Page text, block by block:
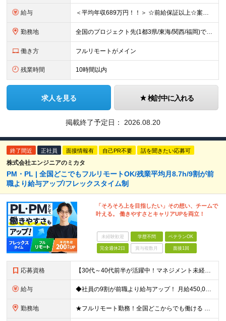
給与 ＜平均年収689万円！！＞ ☆前給保証以上☆案件待機期間も給与保証あり☆ 月給40万円～150万円（固定残業代含む） ※経験や能力を考慮し決定します ※試用期間6ヶ月あり。条件や待遇に差異はありません
勤務地 全国のプロジェクト先(1都3県/東海/関西/福岡)での勤務となります。 ★全国から参画可能な案件あり！ ★リモートワーク・リモート併用・常駐案件すべてあり！ ★転居を伴う転勤はナシ ┗1人1人の働き
働き方 フルリモートがメイン
残業時間 10時間以内
求人を見る 検討中に入れる
掲載終了予定日： 2026.08.20
終了間近 正社員 面接情報有 自己PR不要 話を聞きたい応募可
株式会社エンジニアのミカタ
PM・PL | 全国どこでもフルリモートOK/残業平均月8.7h/9割が前
職より給与アップ/フレックスタイム制
「そろそろ上を目指したい」その想い、チームで
叶える。 働きやすさとキャリアUPを両立！
未経験歓迎 学歴不問 ベテランOK
完全週休2日 賞与複数月 面接1回
応募資格 【30代～40代前半が活躍中！マネジメント未経験歓迎】 ●エンジニアとしての実務経験を3年以上お持ちの方 （開発言語や担当フェーズは不問） ●学歴不問 ★「PLやPMにステップアップしたい」 「後輩
給与 ◆社員の9割が前職より給与アップ！ 月給450,000円～531,500円+賞与＋インセンティブ ※経験・スキルを考慮の上、優遇いたします ※残業代につきましては、面接時にご説明させていただきます
勤務地 ★フルリモート勤務！全国どこからでも働ける ＼一人にならない！帰属意識を感じながら働ける／ リモートでもメンバー間のやり取りをスムーズに行えるように、 当社ではLINEグループを導入。活発なコミュニ